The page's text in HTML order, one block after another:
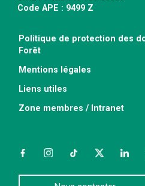
Code APE : 9499 Z
Politique de protection des
Forêt
Mentions légales
Liens utiles
Zone membres / Intranet
FacebookInstagramTikTokTwitter